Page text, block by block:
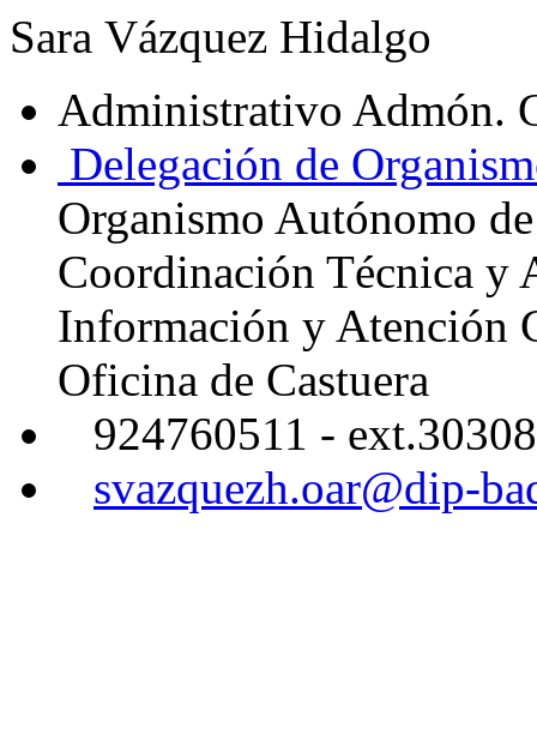
Sara Vázquez Hidalgo
Administrativo Admón.
Delegación de
Organismo Autónomo
Coordinación Técnica y
Información y Atención
Oficina de Castuera
924760511 - ext.30308
svazquezh.oar@dip-